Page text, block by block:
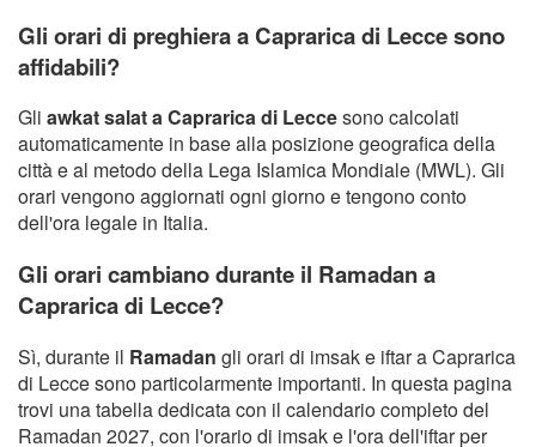
Gli orari di preghiera a Caprarica di Lecce sono
affidabili?
Gli awkat salat a Caprarica di Leccesono calcolati
automaticamente in base alla posizione geografica della
città e al metodo della Lega Islamica Mondiale (MWL). Gli
orari vengono aggiornati ogni giorno e tengono conto
dell'ora legale in Italia.
Gli orari cambiano durante il Ramadan a
Caprarica di Lecce?
Sì, durante il Ramadan gli orari di imsak e iftar a Caprarica
di Lecce sono particolarmente importanti. In questa pagina
trovi una tabella dedicata con il calendario completo del
Ramadan 2027, con l'orario di imsak e l'ora dell'iftar per